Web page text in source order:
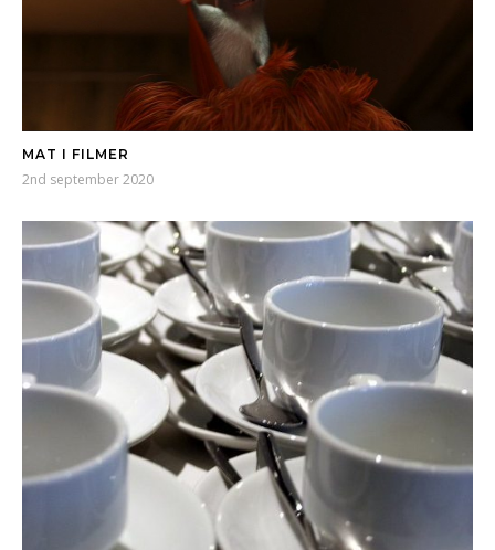
MAT I FILMER
2nd september 2020